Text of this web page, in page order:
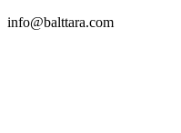
info@balttara.com